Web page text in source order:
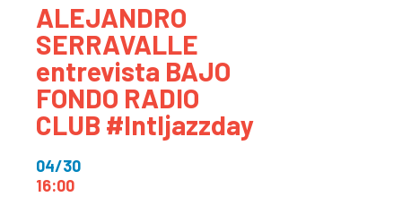
ALEJANDRO
SERRAVALLE
entrevista BAJO
FONDO RADIO
CLUB #Intljazzday
04/30
16:00